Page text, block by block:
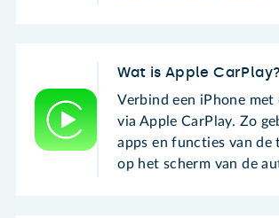
Wat is Apple CarPlay?
Verbind een iPhone met
via Apple CarPlay. Zo
apps en functies van de
op het scherm van de